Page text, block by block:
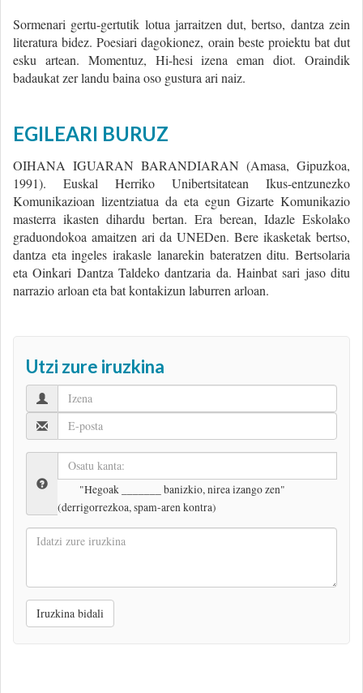
Sormenari gertu-gertutik lotua jarraitzen dut, bertso, dantza zein
literatura bidez. Poesiari dagokionez, orain beste proiektu bat dut
esku artean. Momentuz, Hi-hesi izena eman diot. Oraindik
badaukat zer landu baina oso gustura ari naiz.
EGILEARI BURUZ
OIHANA IGUARAN BARANDIARAN (Amasa, Gipuzkoa,
1991). Euskal Herriko Unibertsitatean Ikus-entzunezko
Komunikazioan lizentziatua da eta egun Gizarte Komunikazio
masterra ikasten dihardu bertan. Era berean, Idazle Eskolako
graduondokoa amaitzen ari da UNEDen. Bere ikasketak bertso,
dantza eta ingeles irakasle lanarekin bateratzen ditu. Bertsolaria
eta Oinkari Dantza Taldeko dantzaria da. Hainbat sari jaso ditu
narrazio arloan eta bat kontakizun laburren arloan.
Utzi zure iruzkina
"Hegoak _______ banizkio, nirea izango zen"
(derrigorrezkoa, spam-aren kontra)
Idatzi
Iruzkina bidali